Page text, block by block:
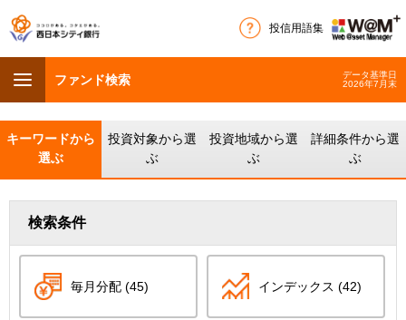
投信用語集
ファンド検索
データ基準日
2026年7月末
キーワードから
選ぶ
投資対象から選
ぶ
投資地域から選
ぶ
詳細条件から選
ぶ
検索条件
毎月分配 (45) インデックス (42)